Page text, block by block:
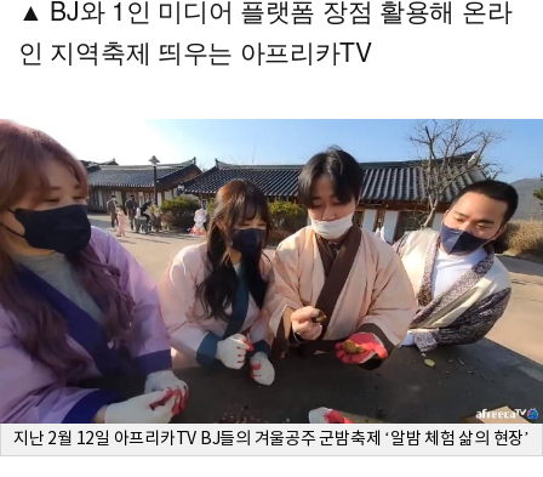
▲ BJ와 1인 미디어 플랫폼 장점 활용해 온라
인 지역축제 띄우는 아프리카TV
지난 2월 12일 아프리카TV BJ들의 겨울공주 군밤축제 ‘알밤 체험 삶의 현장’